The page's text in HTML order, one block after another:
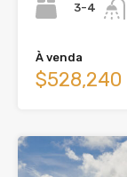
3-4
À venda
$528,240